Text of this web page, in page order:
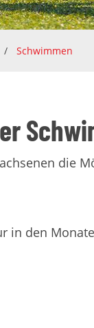
Schwimmen
die
in den